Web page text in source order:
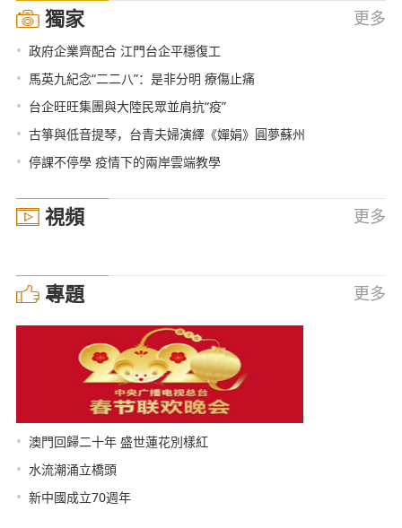
獨家 更多
• 政府企業齊配合 江門台企平穩復工
• 馬英九紀念“二二八”：是非分明 療傷止痛
• 台企旺旺集團與大陸民眾並肩抗“疫”
• 古箏與低音提琴，台青夫婦演繹《嬋娟》圓夢蘇州
• 停課不停學 疫情下的兩岸雲端教學
視頻 更多
專題 更多
• 澳門回歸二十年 盛世蓮花別樣紅
• 水流潮涌立橋頭
• 新中國成立70週年